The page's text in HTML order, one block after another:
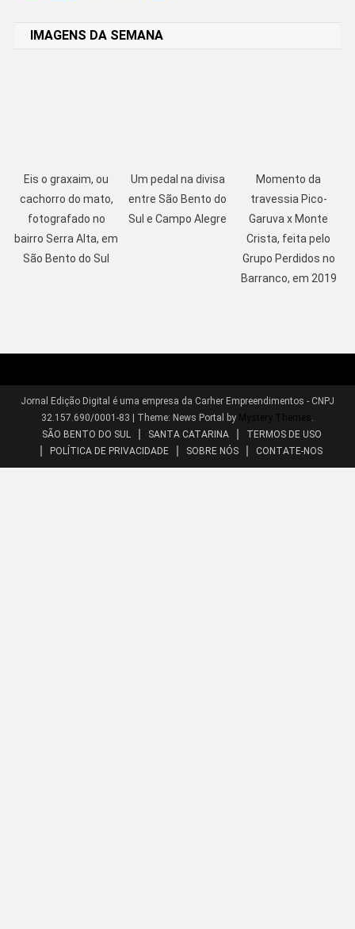
IMAGENS DA SEMANA
Eis o graxaim, ou
cachorro do mato,
fotografado no
bairro Serra Alta, em
São Bento do Sul
Um pedal na divisa
entre São Bento do
Sul e Campo Alegre
Momento da
travessia Pico-
Garuva x Monte
Crista, feita pelo
Grupo Perdidos no
Barranco, em 2019
Jornal Edição Digital é uma empresa da Carher Empreendimentos - CNPJ
32.157.690/0001-83
Theme: News Portal by Mystery Themes .
SÃO BENTO DO SUL
SANTA CATARINA
TERMOS DE USO
POLÍTICA DE PRIVACIDADE
SOBRE NÓS CONTATE-NOS